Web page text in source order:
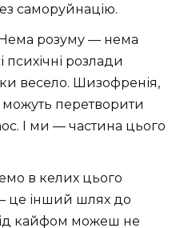
саморуйнацію.
розуму — нема
психічні розлади
весело. Шизофренія,
перетворити
І ми — частина цього
в келих цього
це інший шлях до
кайфом можеш не